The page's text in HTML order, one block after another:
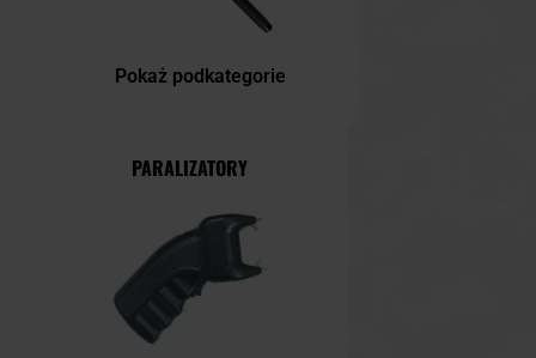
Pokaż podkategorie
PARALIZATORY